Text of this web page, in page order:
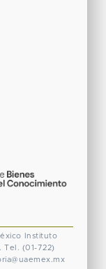
Instituto
Tel. (01-722)